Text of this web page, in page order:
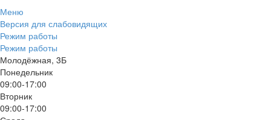
Меню
Версия для слабовидящих
Режим работы
Режим работы
Молодёжная, 3Б
Понедельник
09:00-17:00
Вторник
09:00-17:00